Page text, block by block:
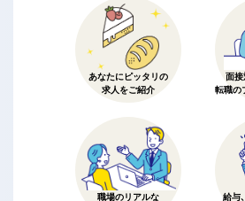
あなたにピッタリの
求人をご紹介
面接
転職の
職場のリアルな
給与